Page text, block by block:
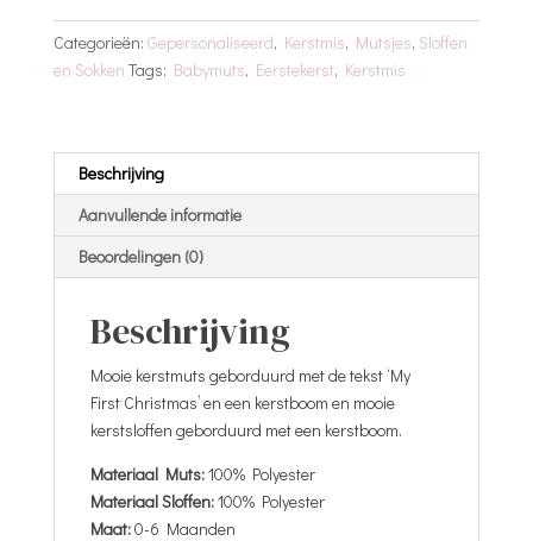
6
Maand
|
Categorieën: Gepersonaliseerd, Kerstmis, Mutsjes, Sloffen
en Sokken Tags: Babymuts, Eerstekerst, Kerstmis
Beschrijving
Aanvullende informatie
Beoordelingen (0)
Beschrijving
Mooie kerstmuts geborduurd met de tekst ‘My
First Christmas’ en een kerstboom en mooie
kerstsloffen geborduurd met een kerstboom.
Materiaal Muts:100% Polyester
Materiaal Sloffen:100% Polyester
Maat:0-6 Maanden